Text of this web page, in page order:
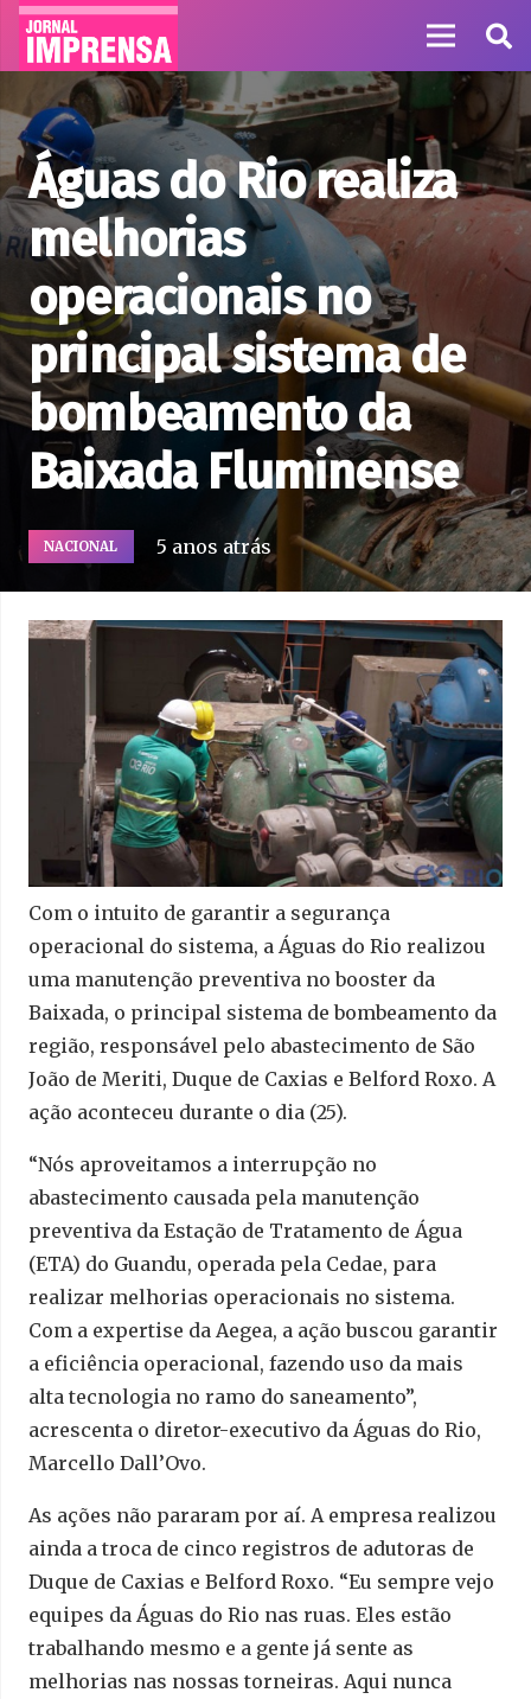
Águas do Rio realiza
melhorias
operacionais no
principal sistema de
bombeamento da
Baixada Fluminense
NACIONAL 5 anos atrás
Com o intuito de garantir a segurança
operacional do sistema, a Águas do Rio realizou
uma manutenção preventiva no booster da
Baixada, o principal sistema de bombeamento da
região, responsável pelo abastecimento de São
João de Meriti, Duque de Caxias e Belford Roxo. A
ação aconteceu durante o dia (25).
“Nós aproveitamos a interrupção no
abastecimento causada pela manutenção
preventiva da Estação de Tratamento de Água
(ETA) do Guandu, operada pela Cedae, para
realizar melhorias operacionais no sistema.
Com a expertise da Aegea, a ação buscou garantir
a eficiência operacional, fazendo uso da mais
alta tecnologia no ramo do saneamento”,
acrescenta o diretor-executivo da Águas do Rio,
Marcello Dall’Ovo.
As ações não pararam por aí. A empresa realizou
ainda a troca de cinco registros de adutoras de
Duque de Caxias e Belford Roxo. “Eu sempre vejo
equipes da Águas do Rio nas ruas. Eles estão
trabalhando mesmo e a gente já sente as
melhorias nas nossas torneiras. Aqui nunca